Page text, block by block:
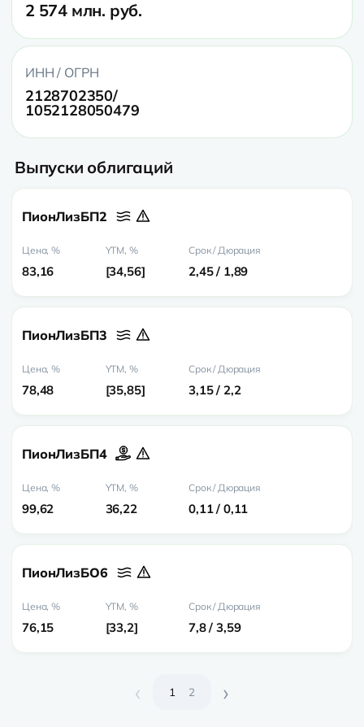
2 574 млн. руб.
ИНН / ОГРН
2128702350/
1052128050479
Выпуски облигаций
ПионЛизБП2
83,16 34,56 2,45 / 1,89
ПионЛизБП3
78,48 35,85 3,15 / 2,2
ПионЛизБП4
99,62 36,22 0,11 / 0,11
ПионЛизБО6
76,15 33,2 7,8 / 3,59
‹ 1 2 ›